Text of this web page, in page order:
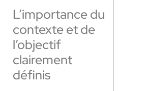
L’importance du
contexte et de
l’objectif
clairement
définis